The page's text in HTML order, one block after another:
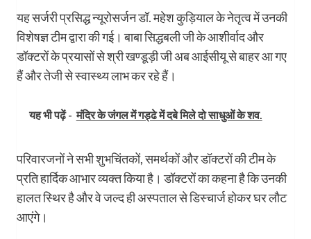
यह सर्जरी प्रसिद्ध न्यूरोसर्जन डॉ. महेश कुड़ियाल के नेतृत्व में उनकी
विशेषज्ञ टीम द्वारा की गई। बाबा सिद्धबली जी के आशीर्वाद और
डॉक्टरों के प्रयासों से श्री खण्डूड़ी जी अब आईसीयू से बाहर आ गए
हैं और तेजी से स्वास्थ्य लाभ कर रहे हैं।
यह भी पढ़ें - मंदिर के जंगल में गड्ढे में दबे मिले दो साधुओं के शव.
परिवारजनों ने सभी शुभचिंतकों, समर्थकों और डॉक्टरों की टीम के
प्रति हार्दिक आभार व्यक्त किया है। डॉक्टरों का कहना है कि उनकी
हालत स्थिर है और वे जल्द ही अस्पताल से डिस्चार्ज होकर घर लौट
आएंगे।